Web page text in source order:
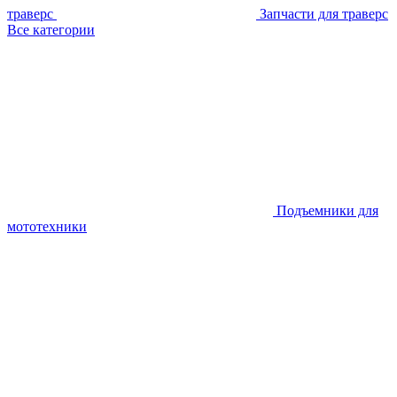
траверс
Запчасти для траверс
Все категории
Подъемники для
мототехники